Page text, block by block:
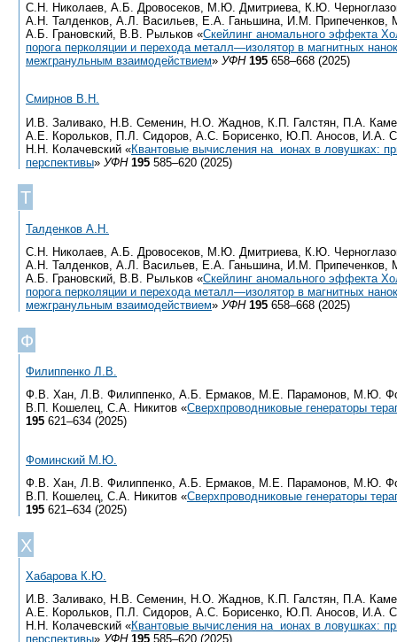
С.Н. Николаев, А.Б. Дровосеков, М.Ю. Дмитриева, К.Ю.
А.Н. Талденков, А.Л. Васильев, Е.А. Ганьшина, И.М. Припеченков,
А.Б. Грановский, В.В. Рыльков «Cкейлинг аномального эффекта
порога перколяции и перехода металл—изолятор в магнитных
межгранульным взаимодействием» УФН 195 658–668 (2025)
Смирнов В.Н.
И.В. Заливако, Н.В. Семенин, Н.О. Жаднов, К.П. Галстян, П.А.
А.Е. Корольков, П.Л. Сидоров, А.С. Борисенко, Ю.П. Аносов, И.А.
Н.Н. Колачевский «Квантовые вычисления на ионах в ловушках:
перспективы» УФН 195 585–620 (2025)
Т
Талденков А.Н.
С.Н. Николаев, А.Б. Дровосеков, М.Ю. Дмитриева, К.Ю.
А.Н. Талденков, А.Л. Васильев, Е.А. Ганьшина, И.М. Припеченков,
А.Б. Грановский, В.В. Рыльков «Cкейлинг аномального эффекта
порога перколяции и перехода металл—изолятор в магнитных
межгранульным взаимодействием» УФН 195 658–668 (2025)
Ф
Филиппенко Л.В.
Ф.В. Хан, Л.В. Филиппенко, А.Б. Ермаков, М.Е. Парамонов, М.Ю.
В.П. Кошелец, С.А. Никитов «Сверхпроводниковые генераторы
195 621–634 (2025)
Фоминский М.Ю.
Ф.В. Хан, Л.В. Филиппенко, А.Б. Ермаков, М.Е. Парамонов, М.Ю.
В.П. Кошелец, С.А. Никитов «Сверхпроводниковые генераторы
195 621–634 (2025)
Х
Хабарова К.Ю.
И.В. Заливако, Н.В. Семенин, Н.О. Жаднов, К.П. Галстян, П.А.
А.Е. Корольков, П.Л. Сидоров, А.С. Борисенко, Ю.П. Аносов, И.А.
Н.Н. Колачевский «Квантовые вычисления на ионах в ловушках:
перспективы» УФН 195 585–620 (2025)